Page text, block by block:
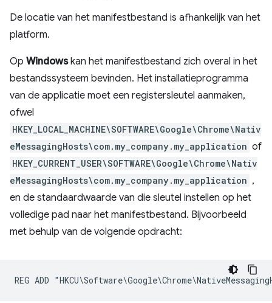
De locatie van het manifestbestand is afhankelijk van het
platform.
Op Windowskan het manifestbestand zich overal in het
bestandssysteem bevinden. Het installatieprogramma
van de applicatie moet een registersleutel aanmaken,
ofwel
HKEY_LOCAL_MACHINE\SOFTWARE\Google\Chrome\Nativ
eMessagingHosts\com.my_company.my_application of
HKEY_CURRENT_USER\SOFTWARE\Google\Chrome\Nativ
eMessagingHosts\com.my_company.my_application ,
en de standaardwaarde van die sleutel instellen op het
volledige pad naar het manifestbestand. Bijvoorbeeld
met behulp van de volgende opdracht: